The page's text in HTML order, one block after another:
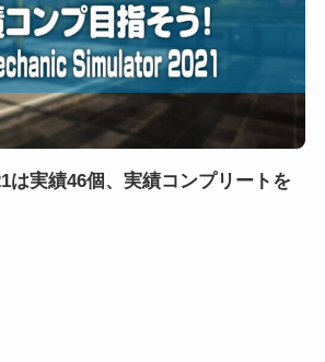
は実績46個、実績コンプリートを